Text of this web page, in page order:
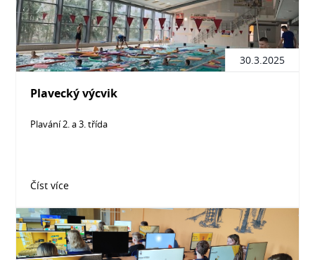
30.3.2025
Plavecký výcvik
Plavání 2. a 3. třída
Číst více